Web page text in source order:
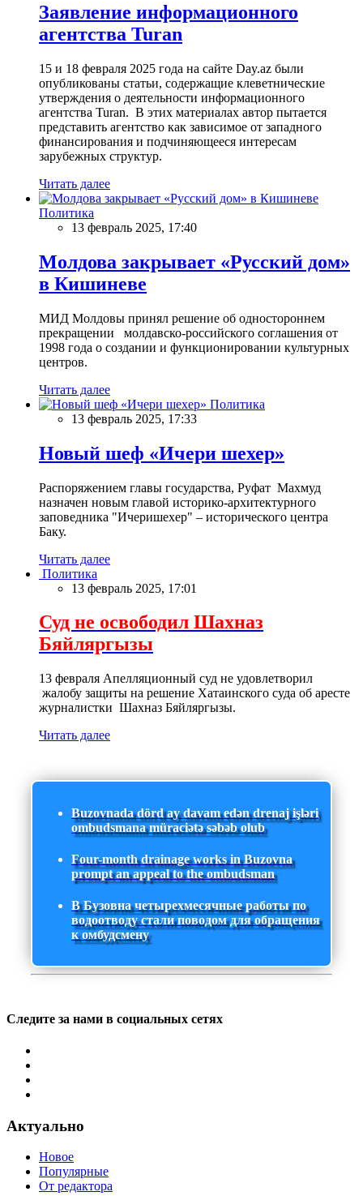
Заявление информационного
агентства Turan
15 и 18 февраля 2025 года на сайте Day.az были
опубликованы статьи, содержащие клеветнические
утверждения о деятельности информационного
агентства Turan. В этих материалах автор пытается
представить агентство как зависимое от западного
финансирования и подчиняющееся интересам
зарубежных структур.
Читать далее
Политика
13 февраль 2025, 17:40
Молдова закрывает «Русский дом»
в Кишиневе
МИД Молдовы принял решение об одностороннем
прекращении молдавско-российского соглашения от
1998 года о создании и функционировании культурных
центров.
Читать далее
Политика
13 февраль 2025, 17:33
Новый шеф «Ичери шехер»
Распоряжением главы государства, Руфат Махмуд
назначен новым главой историко-архитектурного
заповедника "Ичеришехер" – исторического центра
Баку.
Читать далее
Политика
13 февраль 2025, 17:01
Суд не освободил Шахназ
Бяйляргызы
13 февраля Апелляционный суд не удовлетворил
жалобу защиты на решение Хатаинского суда об аресте
журналистки Шахназ Бяйляргызы.
Читать далее
Buzovnada dörd ay davam edən drenaj işləri
ombudsmana müraciətə səbəb olub
Four-month drainage works in Buzovna
prompt an appeal to the ombudsman
В Бузовна четырехмесячные работы по
водоотводу стали поводом для обращения
к омбудсмену
Следите за нами в социальных сетях
Актуально
Новое
Популярные
От редактора